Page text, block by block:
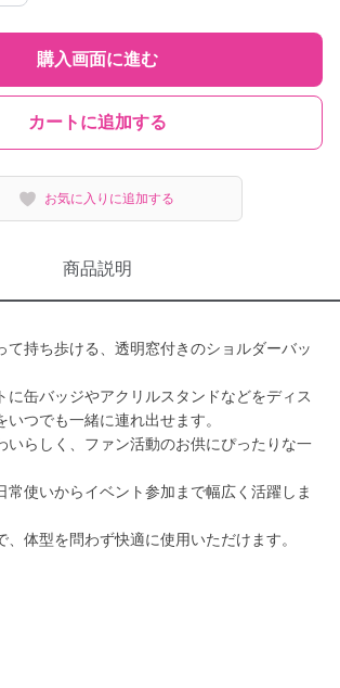
購入画面に進む
カートに追加する
お気に入りに追加する
商品説明
て持ち歩ける、透明窓付きのショルダーバッ
に缶バッジやアクリルスタンドなどをディス
いつでも一緒に連れ出せます。
いらしく、ファン活動のお供にぴったりな一
常使いからイベント参加まで幅広く活躍しま
、体型を問わず快適に使用いただけます。